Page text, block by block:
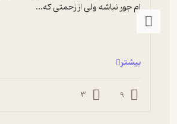
ام جور نباشه ولی از زحمتی که...
بیشتر
9
3